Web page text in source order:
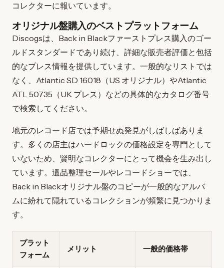
コレクターに報いています。
オリジナル盤購入のベストプラットフォーム
Discogsは、Back in Blackファーストプレス購入のゴー
ルドスタンダードであり続け、詳細な販売者評価と包括
的なプレス情報を提供しています。一般的なリストでは
なく、Atlantic SD 16018（US オリジナル）やAtlantic
ATL 50735（UK プレス）などの具体的なカタログ番号
で検索してください。
地元のレコード店では予期せぬ発見がしばしばありま
す。多くの店主はハードロックの価格設定を専門として
いないため、賢明なコレクターにとって機会を生み出し
ています。遺品整理セールやレコードショーでは、
Back in Blackオリジナル盤のコピーが一般的なアルバ
ムに紛れて隠れているコレクションが頻繁に見つかりま
す。
プラット
フォーム
メリット 一般的価格帯